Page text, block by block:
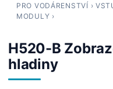
PRO VODÁRENSTVÍ ›
MODULY ›
H520-B
hladiny